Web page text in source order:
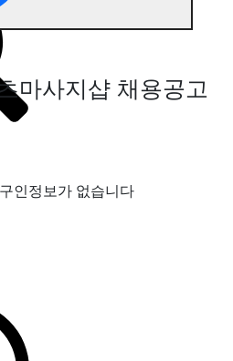
마사지샵 채용공고
인정보가 없습니다